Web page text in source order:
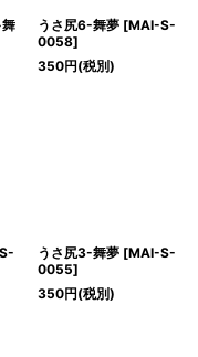
うさ尻6-舞夢 [MAI-S-
0058]
350円(税別)
うさ尻3-舞夢 [MAI-S-
0055]
350円(税別)